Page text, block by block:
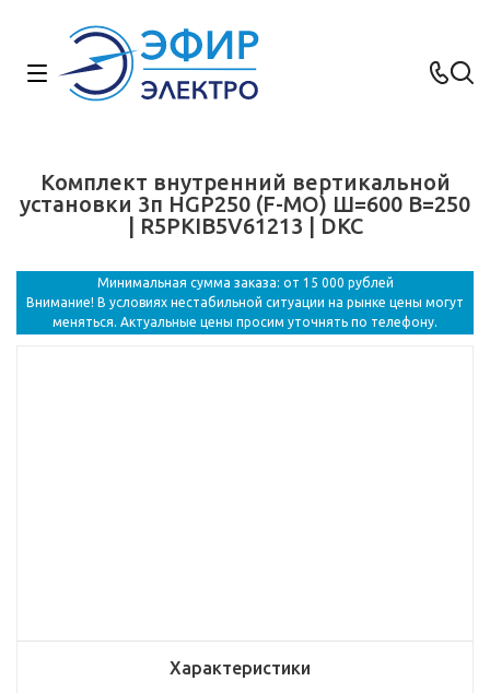
Комплект внутренний вертикальной
установки 3п HGP250 (F-MO) Ш=600 В=250
| R5PKIB5V61213 | DKC
Минимальная сумма заказа: от 15 000 рублей
Внимание! В условиях нестабильной ситуации на рынке цены могут
меняться. Актуальные цены просим уточнять по телефону.
Характеристики